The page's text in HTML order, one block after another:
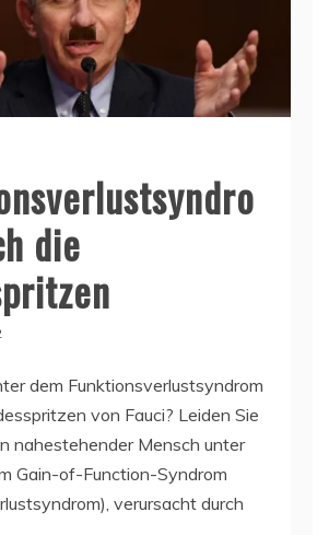
die
dem Funktionsverlustsyndrom
von Fauci? Leiden Sie
nahestehender Mensch unter
Gain-of-Function-Syndrom
verursacht durch